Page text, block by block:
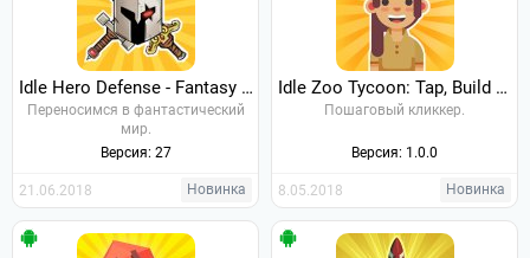
Idle Hero Defense - Fantasy Defense
Переносимся в фантастический
мир.
Версия: 27
21.06.2018 Новинка
Idle Zoo Tycoon: Tap, Build & Upgrade a Custom Zoo
Пошаговый кликкер.
Версия: 1.0.0
8.05.2018 Новинка